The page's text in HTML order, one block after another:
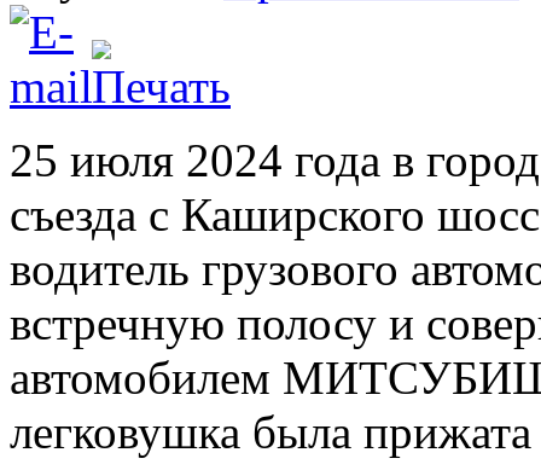
25 июля 2024 года в
съезда с Каширского
водитель грузового
встречную полосу и
автомобилем
легковушка была